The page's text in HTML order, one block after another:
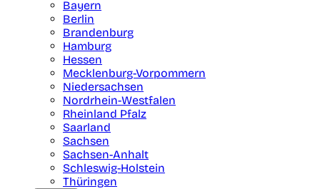
Bayern
Berlin
Brandenburg
Hamburg
Hessen
Mecklenburg-Vorpommern
Niedersachsen
Nordrhein-Westfalen
Rheinland Pfalz
Saarland
Sachsen
Sachsen-Anhalt
Schleswig-Holstein
Thüringen